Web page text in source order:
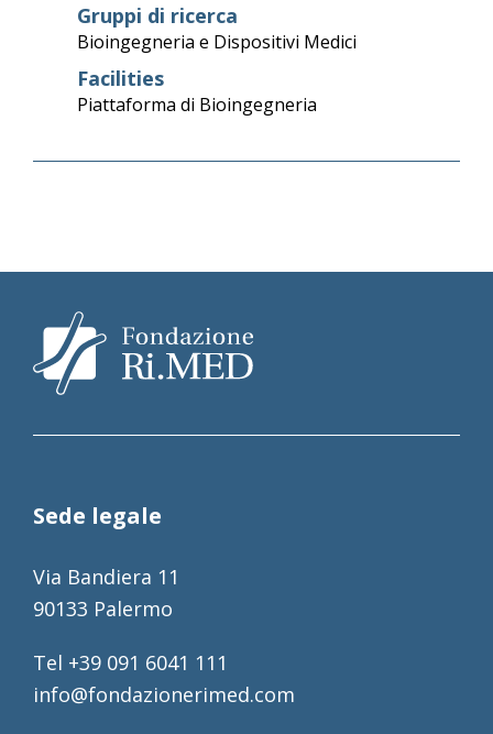
Gruppi di ricerca
Bioingegneria e Dispositivi Medici
Facilities
Piattaforma di Bioingegneria
Sede legale
Via Bandiera 11
90133 Palermo
Tel +39 091 6041 111
info@fondazionerimed.com